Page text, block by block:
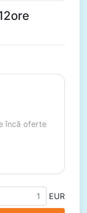
încă oferte
EUR